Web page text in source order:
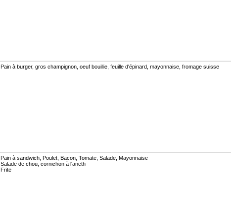
Pain à burger, gros champignon, oeuf bouillie, feuille d'épinard, mayonnaise, fromage suisse
Pain à sandwich, Poulet, Bacon, Tomate, Salade, Mayonnaise
Salade de chou, cornichon à l'aneth
Frite